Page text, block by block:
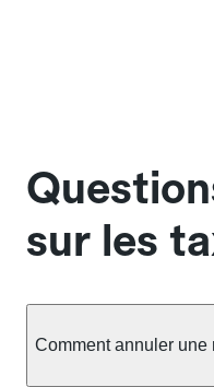
sur les
Comment annuler une